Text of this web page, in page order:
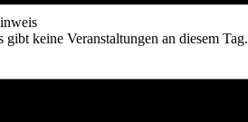
gibt keine Veranstaltungen an diesem Tag.